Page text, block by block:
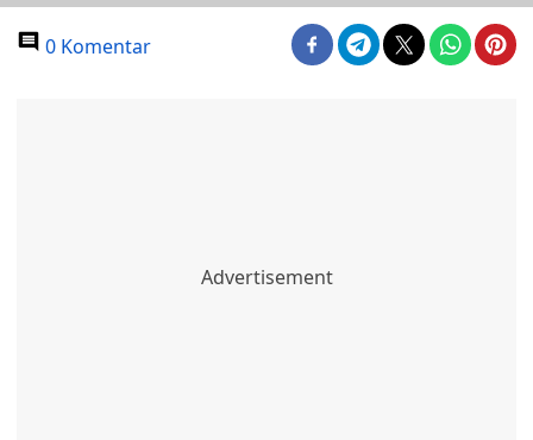
0 Komentar